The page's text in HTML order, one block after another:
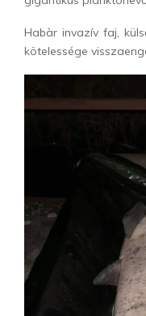
Habàr invazív faj,
kötelessége